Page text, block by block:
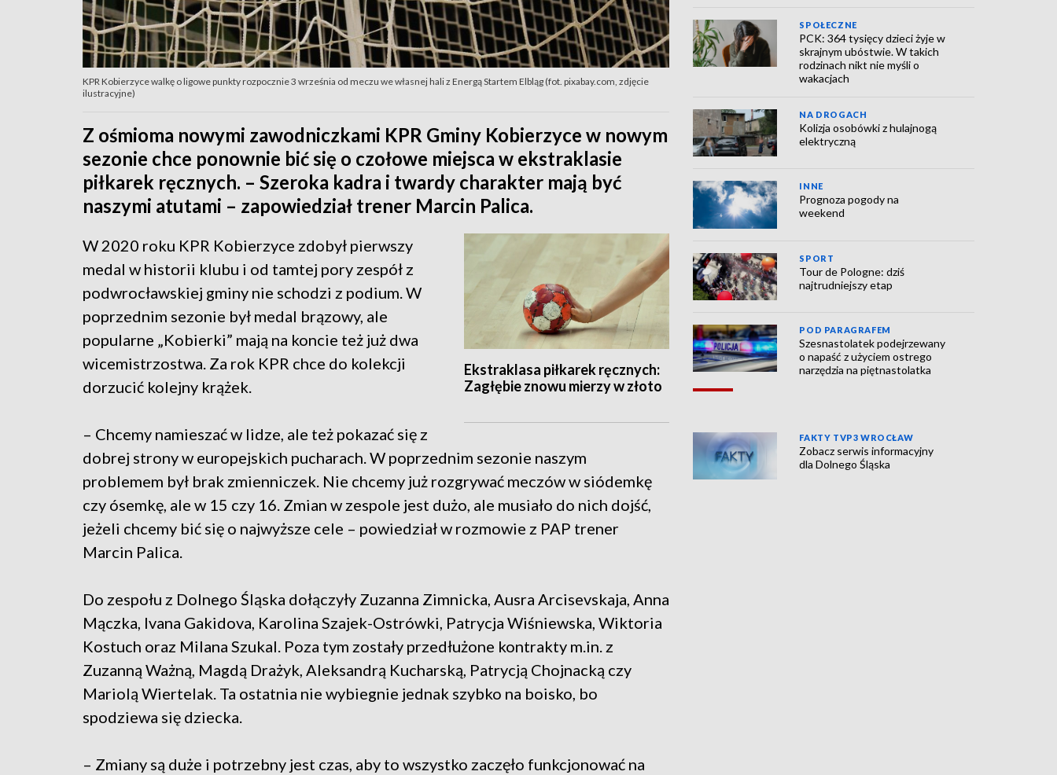
KPR Kobierzyce walkę o ligowe punkty rozpocznie 3 września od meczu we własnej hali z Energą Startem Elbląg (fot. pixabay.com, zdjęcie
ilustracyjne)
Z ośmioma nowymi zawodniczkami KPR Gminy Kobierzyce w nowym
sezonie chce ponownie bić się o czołowe miejsca w ekstraklasie
piłkarek ręcznych. – Szeroka kadra i twardy charakter mają być
naszymi atutami – zapowiedział trener Marcin Palica.
Ekstraklasa piłkarek ręcznych:
Zagłębie znowu mierzy w złoto
W 2020 roku KPR Kobierzyce zdobył pierwszy
medal w historii klubu i od tamtej pory zespół z
podwrocławskiej gminy nie schodzi z podium. W
poprzednim sezonie był medal brązowy, ale
popularne „Kobierki” mają na koncie też już dwa
wicemistrzostwa. Za rok KPR chce do kolekcji
dorzucić kolejny krążek.
– Chcemy namieszać w lidze, ale też pokazać się z
dobrej strony w europejskich pucharach. W poprzednim sezonie naszym
problemem był brak zmienniczek. Nie chcemy już rozgrywać meczów w siódemkę
czy ósemkę, ale w 15 czy 16. Zmian w zespole jest dużo, ale musiało do nich dojść,
jeżeli chcemy bić się o najwyższe cele – powiedział w rozmowie z PAP trener
Marcin Palica.
Do zespołu z Dolnego Śląska dołączyły Zuzanna Zimnicka, Ausra Arcisevskaja, Anna
Mączka, Ivana Gakidova, Karolina Szajek-Ostrówki, Patrycja Wiśniewska, Wiktoria
Kostuch oraz Milana Szukal. Poza tym zostały przedłużone kontrakty m.in. z
Zuzanną Ważną, Magdą Drażyk, Aleksandrą Kucharską, Patrycją Chojnacką czy
Mariolą Wiertelak. Ta ostatnia nie wybiegnie jednak szybko na boisko, bo
spodziewa się dziecka.
– Zmiany są duże i potrzebny jest czas, aby to wszystko zaczęło funkcjonować na
SPOŁECZNE
PCK: 364 tysięcy dzieci żyje w
skrajnym ubóstwie. W takich
rodzinach nikt nie myśli o
wakacjach
NA DROGACH
Kolizja osobówki z hulajnogą
elektryczną
INNE
Prognoza pogody na
weekend
SPORT
Tour de Pologne: dziś
najtrudniejszy etap
POD PARAGRAFEM
Szesnastolatek podejrzewany
o napaść z użyciem ostrego
narzędzia na piętnastolatka
FAKTY TVP3 WROCŁAW
Zobacz serwis informacyjny
dla Dolnego Śląska